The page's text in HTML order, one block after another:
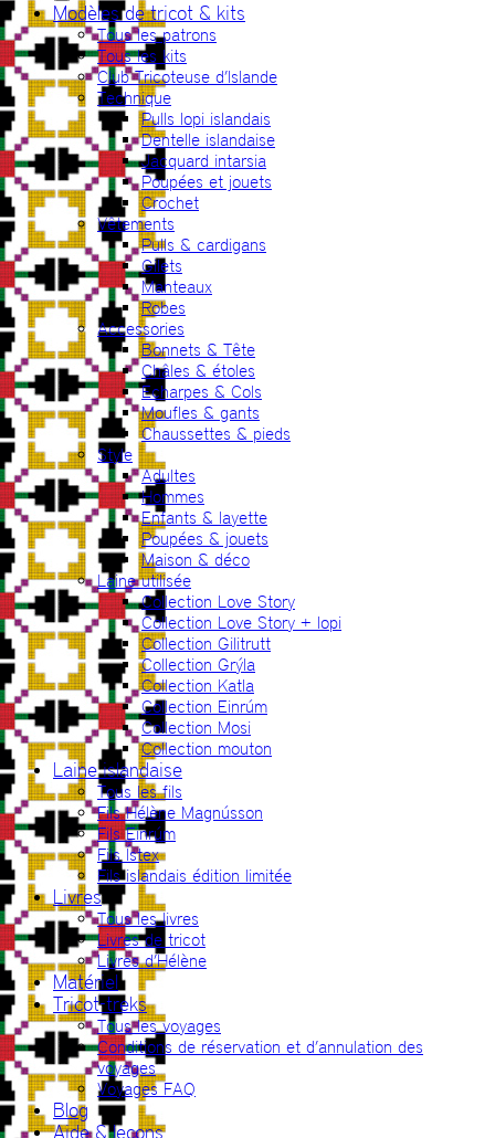
Modèles de tricot & kits
Tous les patrons
Tous les kits
Club Tricoteuse d’Islande
Technique
Pulls lopi islandais
Dentelle islandaise
Jacquard intarsia
Poupées et jouets
Crochet
Vêtements
Pulls & cardigans
Gilets
Manteaux
Robes
Accessories
Bonnets & Tête
Châles & étoles
Echarpes & Cols
Moufles & gants
Chaussettes & pieds
Style
Adultes
Hommes
Enfants & layette
Poupées & jouets
Maison & déco
Laine utilisée
Collection Love Story
Collection Love Story + lopi
Collection Gilitrutt
Collection Grýla
Collection Katla
Collection Einrúm
Collection Mosi
Collection mouton
Laine islandaise
Tous les fils
Fils Hélène Magnússon
Fils Einrúm
Fils Ístex
Fils islandais édition limitée
Livres
Tous les livres
Livres de tricot
Livres d’Hélène
Matériel
Tricot-treks
Tous les voyages
Conditions de réservation et d’annulation des
voyages
Voyages FAQ
Blog
Aide & leçons